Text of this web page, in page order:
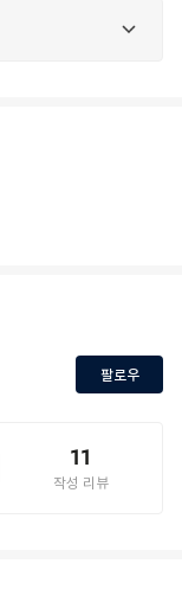
팔로우
11
작성 리뷰